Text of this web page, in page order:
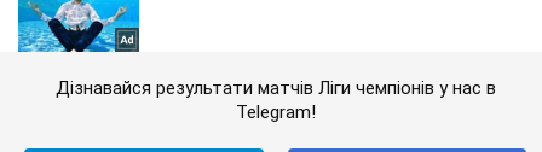
Дізнавайся результати матчів Ліги чемпіонів у нас в
Telegram!